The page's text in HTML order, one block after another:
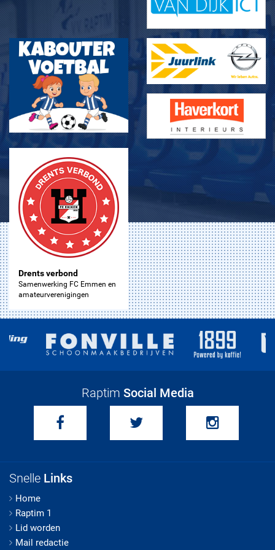
Drents verbond
Samenwerking FC Emmen en
amateurverenigingen
Raptim Social Media
Snelle Links
Home
Raptim 1
Lid worden
Mail redactie